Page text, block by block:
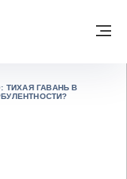
— ГЛАВНАЯ
ТИХАЯ ГАВАНЬ В